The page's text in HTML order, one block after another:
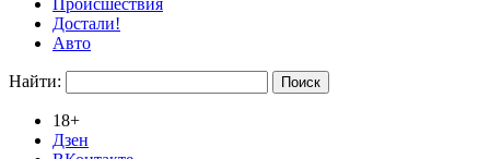
Происшествия
Достали!
Авто
Найти:
18+
Дзен